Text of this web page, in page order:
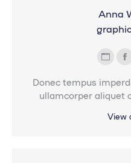
Anna
Donec tempus
ullamcorper aliquet
Blog
/
View